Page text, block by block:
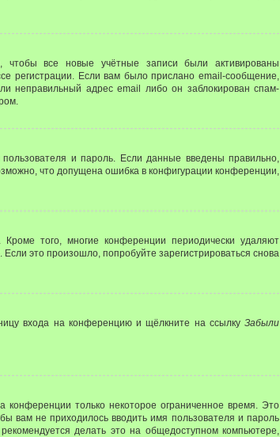
чтобы все новые учётные записи были активированы
регистрации. Если вам было прислано email-сообщение,
неправильный адрес email либо он заблокирован спам-
и пароль. Если данные введены правильно,
что допущена ошибка в конфигурации конференции,
того, многие конференции периодически удаляют
это произошло, попробуйте зарегистрироваться снова
входа на конференцию и щёлкните на ссылку Забыли
только некоторое ограниченное время. Это
вам не приходилось вводить имя пользователя и пароль
делать это на общедоступном компьютере,